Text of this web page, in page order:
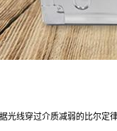
光线穿过介质减弱的比尔